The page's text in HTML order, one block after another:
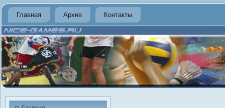
Главная Архив Контакты